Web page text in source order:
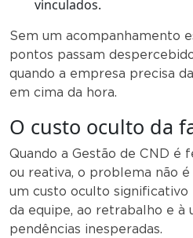
vinculados.
Sem um acompanhamento
pontos passam
quando a empresa precisa
em cima da hora.
O custo oculto da
Quando a Gestão de CND é
ou reativa, o problema não
um custo oculto
da equipe, ao retrabalho e à
pendências inesperadas.